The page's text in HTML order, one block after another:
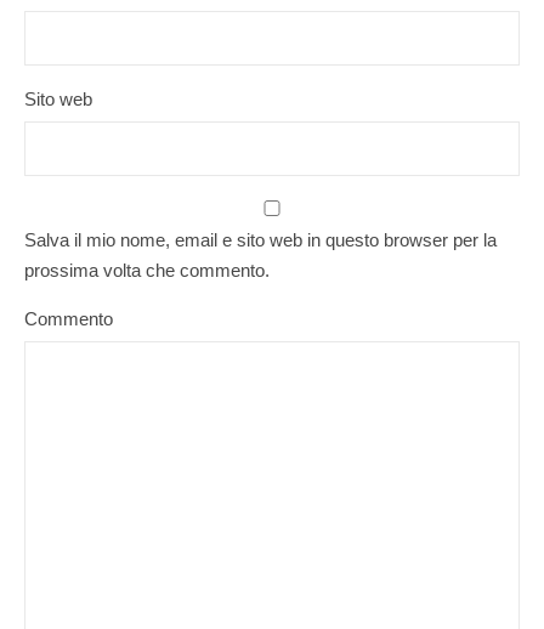
Sito web
Salva il mio nome, email e sito web in questo browser per la
prossima volta che commento.
Commento